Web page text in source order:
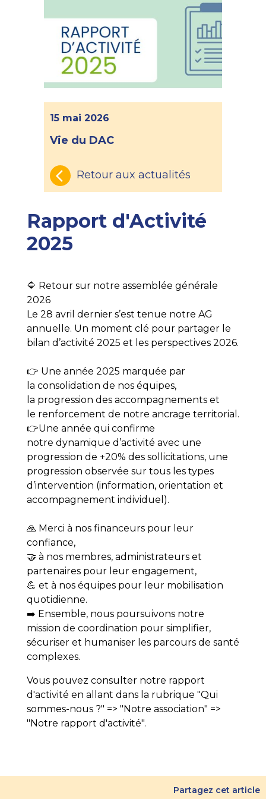
15 mai 2026
Vie du DAC
Retour aux actualités
Rapport d'Activité
2025
🔷 Retour sur notre assemblée générale
2026
Le 28 avril dernier s’est tenue notre AG
annuelle. Un moment clé pour partager le
bilan d’activité 2025 et les perspectives 2026.
👉 Une année 2025 marquée par
la consolidation de nos équipes,
la progression des accompagnements et
le renforcement de notre ancrage territorial.
👉Une année qui confirme
notre dynamique d’activité avec une
progression de +20% des sollicitations, une
progression observée sur tous les types
d’intervention (information, orientation et
accompagnement individuel).
🙏 Merci à nos financeurs pour leur
confiance,
🤝 à nos membres, administrateurs et
partenaires pour leur engagement,
💪 et à nos équipes pour leur mobilisation
quotidienne.
➡️ Ensemble, nous poursuivons notre
mission de coordination pour simplifier,
sécuriser et humaniser les parcours de santé
complexes.
Vous pouvez consulter notre rapport
d'activité en allant dans la rubrique "Qui
sommes-nous ?" => "Notre association" =>
"Notre rapport d'activité".
Partagez cet article